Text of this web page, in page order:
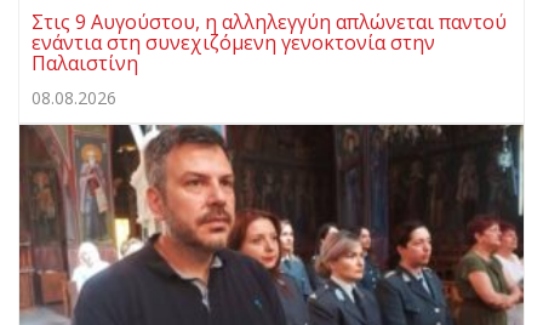
Στις 9 Αυγούστου, η αλληλεγγύη απλώνεται παντού
ενάντια στη συνεχιζόμενη γενοκτονία στην
Παλαιστίνη
08.08.2026